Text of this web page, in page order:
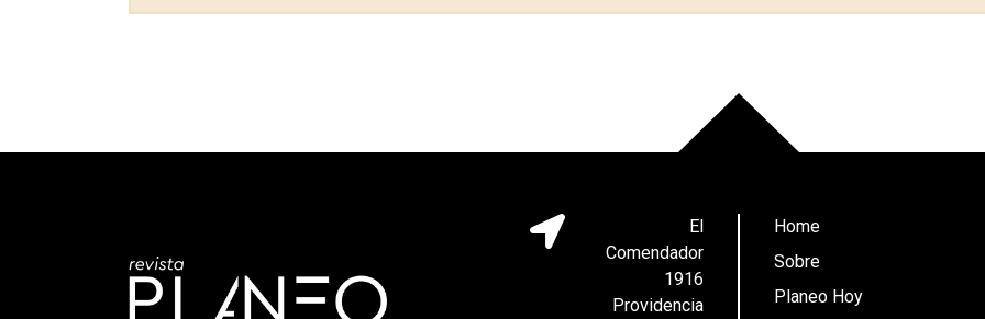
El
Comendador
1916
Providencia
Home
Sobre
Planeo Hoy